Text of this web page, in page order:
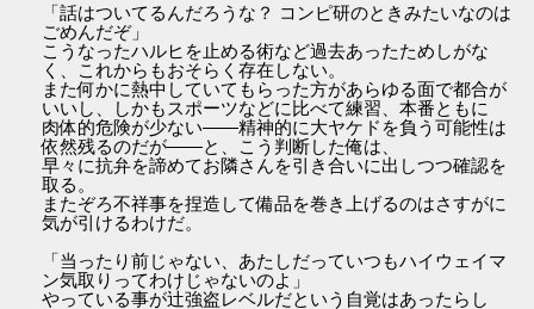
「話はついてるんだろうな？ コンピ研のときみたいなのは
ごめんだぞ」
こうなったハルヒを止める術など過去あったためしがな
く、これからもおそらく存在しない。
また何かに熱中していてもらった方があらゆる面で都合が
いいし、しかもスポーツなどに比べて練習、本番ともに
肉体的危険が少ない――精神的に大ヤケドを負う可能性は
依然残るのだが――と、こう判断した俺は、
早々に抗弁を諦めてお隣さんを引き合いに出しつつ確認を
取る。
またぞろ不祥事を捏造して備品を巻き上げるのはさすがに
気が引けるわけだ。
「当ったり前じゃない、あたしだっていつもハイウェイマ
ン気取りってわけじゃないのよ」
やっている事が辻強盗レベルだという自覚はあったらし